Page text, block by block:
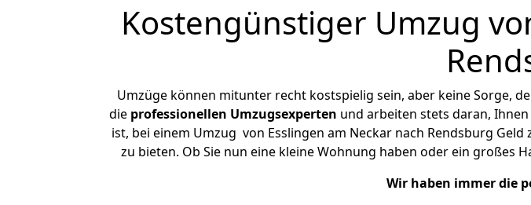
Kostengünstiger Umzug
Umzüge können mitunter recht kostspielig sein, aber keine Sorge,
die professionellen Umzugsexperten und arbeiten stets daran, Ihnen
ist, bei einem Umzug von Esslingen am Neckar nach Rendsburg
zu bieten. Ob Sie nun eine kleine Wohnung haben oder ein großes
Wir haben immer die